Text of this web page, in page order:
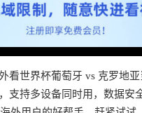
世界杯葡萄牙 vs 克罗地
支持多设备同时用，数据